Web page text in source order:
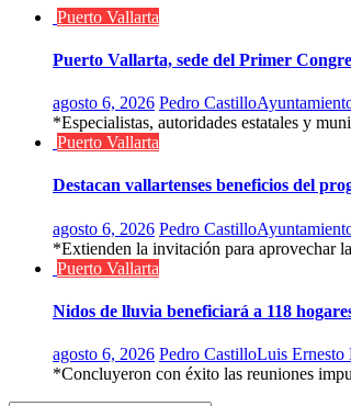
Puerto Vallarta
Puerto Vallarta, sede del Primer
agosto 6, 2026 Pedro Castillo
*Especialistas, autoridades estatales y
Puerto Vallarta
Destacan vallartenses beneficios del
agosto 6, 2026 Pedro Castillo
*Extienden la invitación para aprovechar
Puerto Vallarta
Nidos de lluvia beneficiará a 118
agosto 6, 2026 Pedro CastilloLuis Ernesto
*Concluyeron con éxito las reuniones